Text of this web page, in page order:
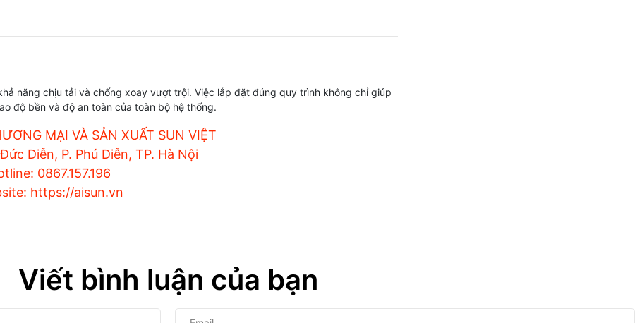
năng chịu tải và chống xoay vượt trội. Việc lắp đặt đúng quy trình không chỉ giúp
độ bền và độ an toàn của toàn bộ hệ thống.
MẠI VÀ SẢN XUẤT SUN VIỆT
Diễn, P. Phú Diễn, TP. Hà Nội
0867.157.196
https://aisun.vn
Viết bình luận của bạn